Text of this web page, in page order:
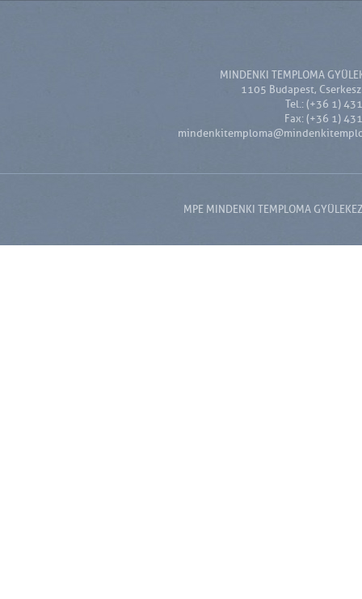
MINDENKI TEMPLOMA
1105 Budapest,
Tel.: (+36 1)
Fax: (+36 1)
MPE MINDENKI TEMPLOMA